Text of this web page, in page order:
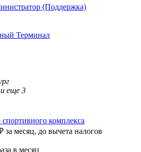
(Поддержка)
Терминал
и еще 3
комплекса
за месяц, до вычета налогов
в месяц